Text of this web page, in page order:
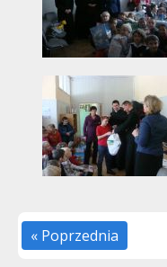
« Poprzednia